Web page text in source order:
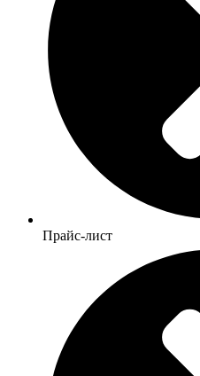
Прайс-лист